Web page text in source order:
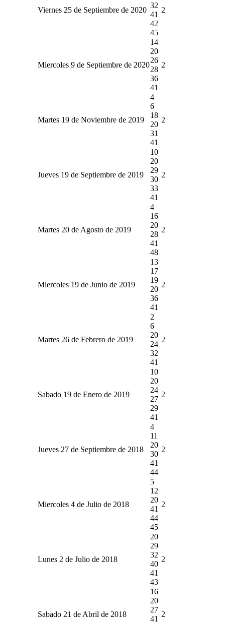
Viernes 25 de Septiembre de 2020
32
41
42
45
2
Miercoles 9 de Septiembre de 2020
14
20
26
28
36
41
2
Martes 19 de Noviembre de 2019
4
6
18
20
31
41
2
Jueves 19 de Septiembre de 2019
10
20
29
30
33
41
2
Martes 20 de Agosto de 2019
4
16
20
28
41
48
2
Miercoles 19 de Junio de 2019
13
17
19
20
36
41
2
Martes 26 de Febrero de 2019
2
6
20
24
32
41
2
Sabado 19 de Enero de 2019
10
20
24
27
29
41
2
Jueves 27 de Septiembre de 2018
4
11
20
30
41
44
2
Miercoles 4 de Julio de 2018
5
12
20
41
44
45
2
Lunes 2 de Julio de 2018
20
29
32
40
41
43
2
Sabado 21 de Abril de 2018
16
20
27
41
2